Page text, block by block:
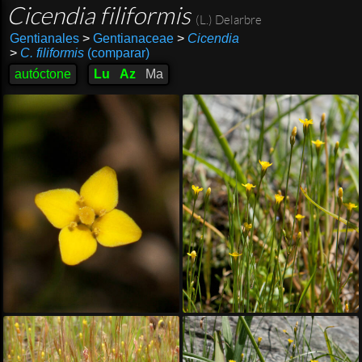
Cicendia filiformis (L.) Delarbre
Gentianales >Gentianaceae > Cicendia
> C. filiformis(comparar)
autóctone
Lu Az Ma